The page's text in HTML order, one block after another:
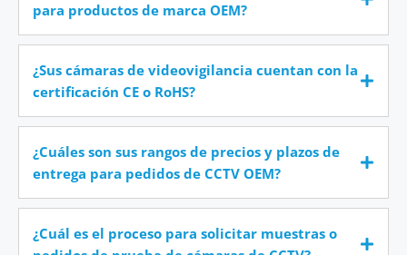
para productos de marca OEM?
¿Sus cámaras de videovigilancia cuentan con la
certificación CE o RoHS?
¿Cuáles son sus rangos de precios y plazos de
entrega para pedidos de CCTV OEM?
¿Cuál es el proceso para solicitar muestras o